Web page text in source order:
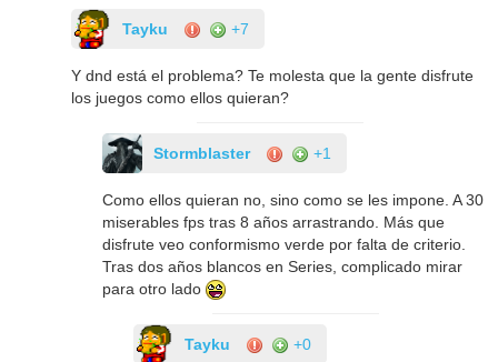
Tayku +7
Y dnd está el problema? Te molesta que la gente disfrute
los juegos como ellos quieran?
Stormblaster +1
Como ellos quieran no, sino como se les impone. A 30
miserables fps tras 8 años arrastrando. Más que
disfrute veo conformismo verde por falta de criterio.
Tras dos años blancos en Series, complicado mirar
para otro lado
Tayku +0